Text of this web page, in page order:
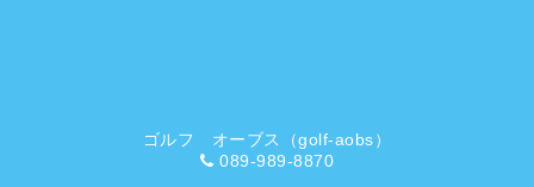
ゴルフ オーブス（golf-aobs）
089-989-8870